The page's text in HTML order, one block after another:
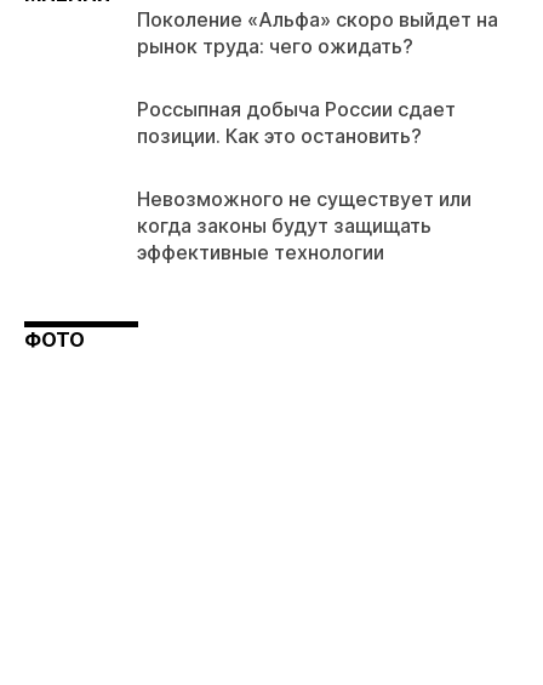
Поколение «Альфа» скоро выйдет на
рынок труда: чего ожидать?
Россыпная добыча России сдает
позиции. Как это остановить?
Невозможного не существует или
когда законы будут защищать
эффективные технологии
ФОТО